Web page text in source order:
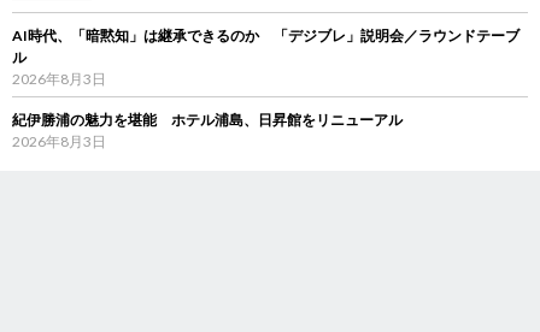
AI時代、「暗黙知」は継承できるのか 「デジブレ」説明会／ラウンドテーブ
ル
2026年8月3日
紀伊勝浦の魅力を堪能 ホテル浦島、日昇館をリニューアル
2026年8月3日